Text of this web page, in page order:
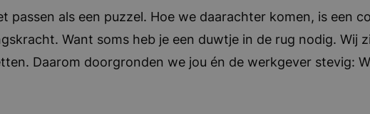
passen als een puzzel. Hoe we daarachter komen, is een
Want soms heb je een duwtje in de rug nodig. Wij
Daarom doorgronden we jou én de werkgever stevig: